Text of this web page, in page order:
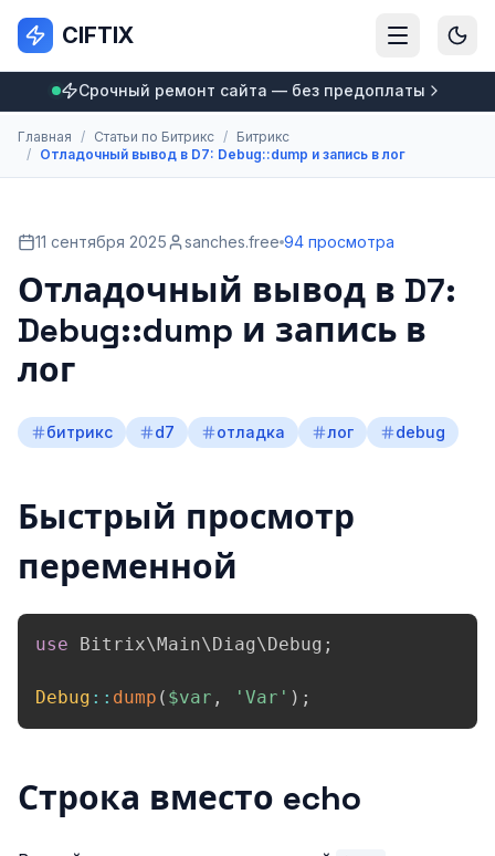
CIFTIX
Срочный ремонт сайта — без предоплаты
Главная / Статьи по Битрикс / Битрикс
/ Отладочный вывод в D7: Debug::dump и запись в лог
11 сентября 2025 sanches.free 94 просмотра
Отладочный вывод в D7:
Debug::dump и запись в
лог
битрикс d7 отладка лог debug
Быстрый просмотр
переменной
use Bitrix\Main\Diag\Debug ;
Debug :: dump ( $var , 'Var' ) ;
Строка вместо echo